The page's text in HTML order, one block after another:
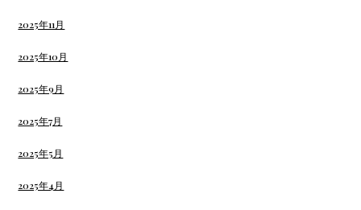
2025年11月
2025年10月
2025年9月
2025年7月
2025年5月
2025年4月